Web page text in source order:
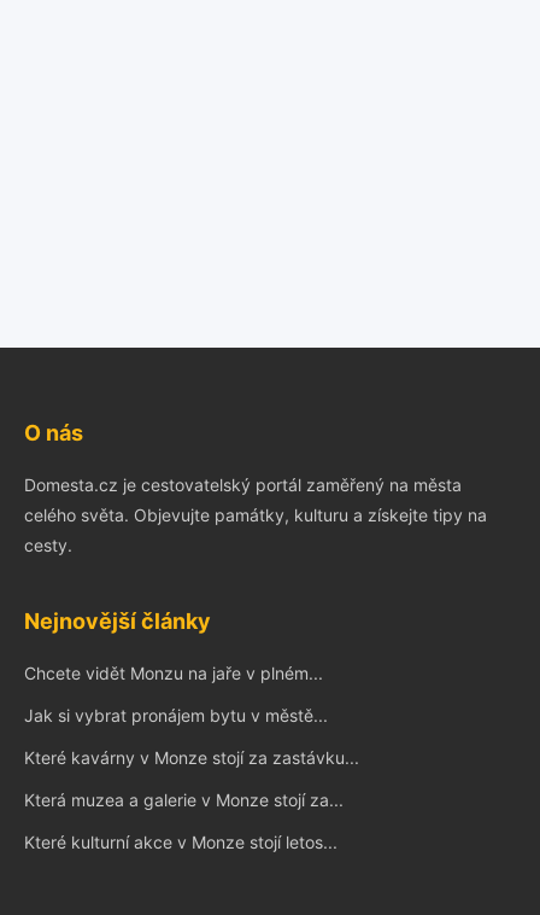
O nás
Domesta.cz je cestovatelský portál zaměřený na města
celého světa. Objevujte památky, kulturu a získejte tipy na
cesty.
Nejnovější články
Chcete vidět Monzu na jaře v plném...
Jak si vybrat pronájem bytu v městě...
Které kavárny v Monze stojí za zastávku...
Která muzea a galerie v Monze stojí za...
Které kulturní akce v Monze stojí letos...